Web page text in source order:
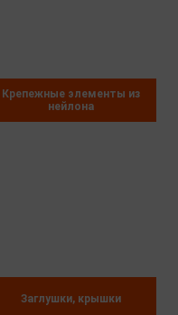
Крепежные элементы из
нейлона
Заглушки, крышки